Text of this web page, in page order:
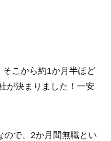
こから約1か月半ほど
が決まりました！一安
ので、2か月間無職とい